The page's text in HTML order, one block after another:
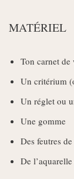
MATÉRIEL
Ton carnet de
Un critérium
Un réglet ou
Une gomme
Des feutres
De